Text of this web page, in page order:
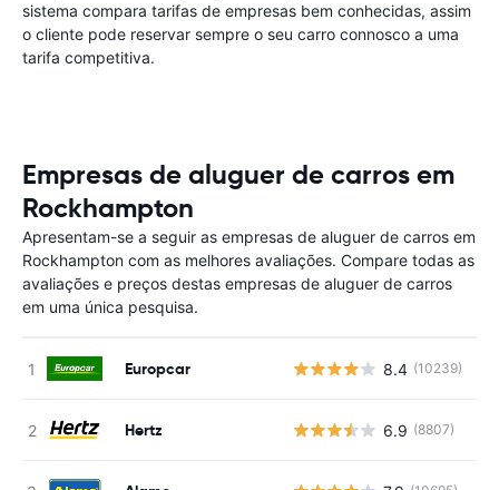
sistema compara tarifas de empresas bem conhecidas, assim
o cliente pode reservar sempre o seu carro connosco a uma
tarifa competitiva.
Empresas de aluguer de carros em
Rockhampton
Apresentam-se a seguir as empresas de aluguer de carros em
Rockhampton com as melhores avaliações. Compare todas as
avaliações e preços destas empresas de aluguer de carros
em uma única pesquisa.
Europcar 8.4 (10239)
Hertz 6.9 (8807)